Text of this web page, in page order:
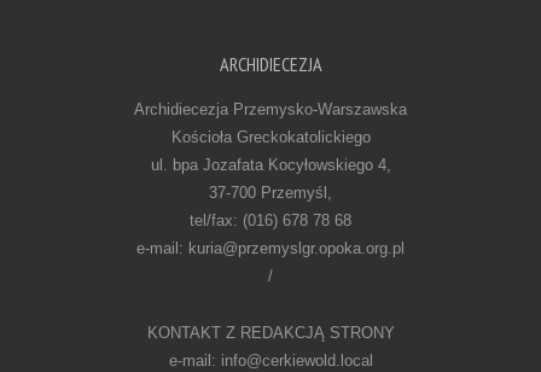
ARCHIDIECEZJA
Archidiecezja Przemysko-Warszawska
Kościoła Greckokatolickiego
ul. bpa Jozafata Kocyłowskiego 4,
37-700 Przemyśl,
tel/fax: (016) 678 78 68
e-mail: kuria@przemyslgr.opoka.org.pl
/
KONTAKT Z REDAKCJĄ STRONY
e-mail: info@cerkiewold.local